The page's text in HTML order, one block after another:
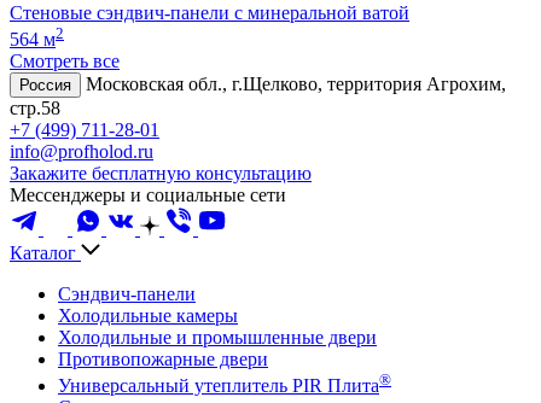
Стеновые сэндвич-панели с минеральной ватой
564 м2
Смотреть все
Россия
Московская обл., г.Щелково, территория Агрохим,
стр.58
+7 (499) 711-28-01
info@profholod.ru
Закажите бесплатную консультацию
Мессенджеры и социальные сети
Каталог
Сэндвич-панели
Холодильные камеры
Холодильные и промышленные двери
Противопожарные двери
Универсальный утеплитель PIR Плита®